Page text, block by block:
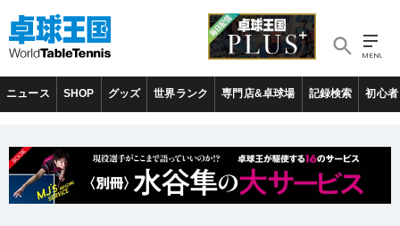
ニュース SHOP グッズ 世界ランク 専門店&卓球場 記録検索 初心者